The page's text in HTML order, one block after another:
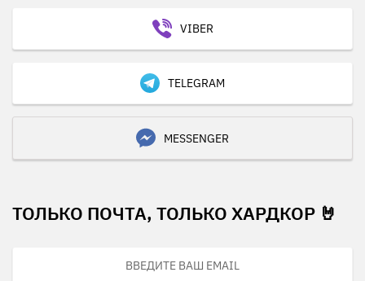
VIBER
TELEGRAM
MESSENGER
ТОЛЬКО ПОЧТА, ТОЛЬКО ХАРДКОР 🤘